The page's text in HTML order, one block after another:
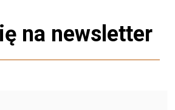
na newsletter